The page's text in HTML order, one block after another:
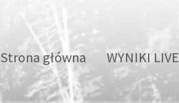
Strona główna WYNIKI LIVE